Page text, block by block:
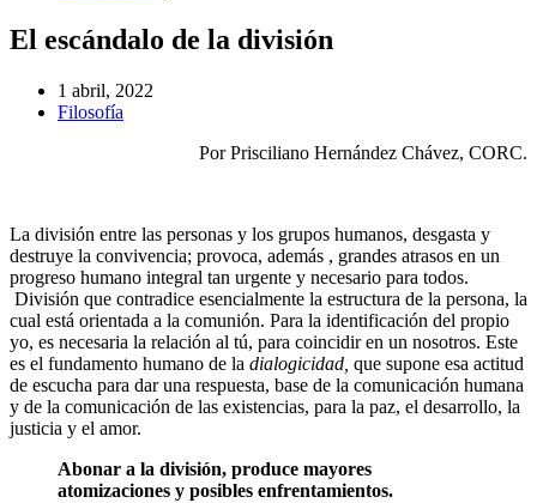
El escándalo de la división
1 abril, 2022
Filosofía
Por Prisciliano Hernández Chávez, CORC.
La división entre las personas y los grupos humanos, desgasta y
destruye la convivencia; provoca, además , grandes atrasos en un
progreso humano integral tan urgente y necesario para todos.
División que contradice esencialmente la estructura de la persona, la
cual está orientada a la comunión. Para la identificación del propio
yo, es necesaria la relación al tú, para coincidir en un nosotros. Este
es el fundamento humano de la dialogicidad, que supone esa actitud
de escucha para dar una respuesta, base de la comunicación humana
y de la comunicación de las existencias, para la paz, el desarrollo, la
justicia y el amor.
Abonar a la división, produce mayores
atomizaciones y posibles enfrentamientos.